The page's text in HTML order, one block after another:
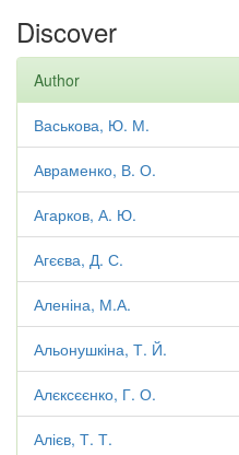
Discover
Author
Васькова, Ю. М.
Авраменко, В. О.
Агарков, А. Ю.
Агєєва, Д. С.
Аленіна, М.А.
Альонушкіна, Т. Й.
Алєксєєнко, Г. О.
Алієв, Т. Т.